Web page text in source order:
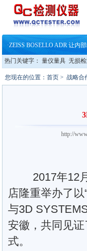
蔡司软件 | 高效变形分析能
铸就AI服务器质量动脉 – 高
·铸就AI服务器质量动脉 – 高
·ZEISS BOSELLO ADR 让内
·蔡司和亿纬锂能达成战略合作
·大牌云集 买家升级 ——26
·铸就AI服务器质量动脉 – 高
热门关键字： 量仪量具 无损检
您现在的位置： 首页 > 战略合
http://
2017年12月
店隆重举办了
与3D
安徽，共同见
式。